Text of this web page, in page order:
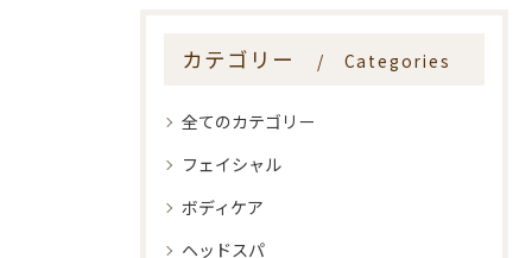
カテゴリー Categories
全てのカテゴリー
フェイシャル
ボディケア
ヘッドスパ